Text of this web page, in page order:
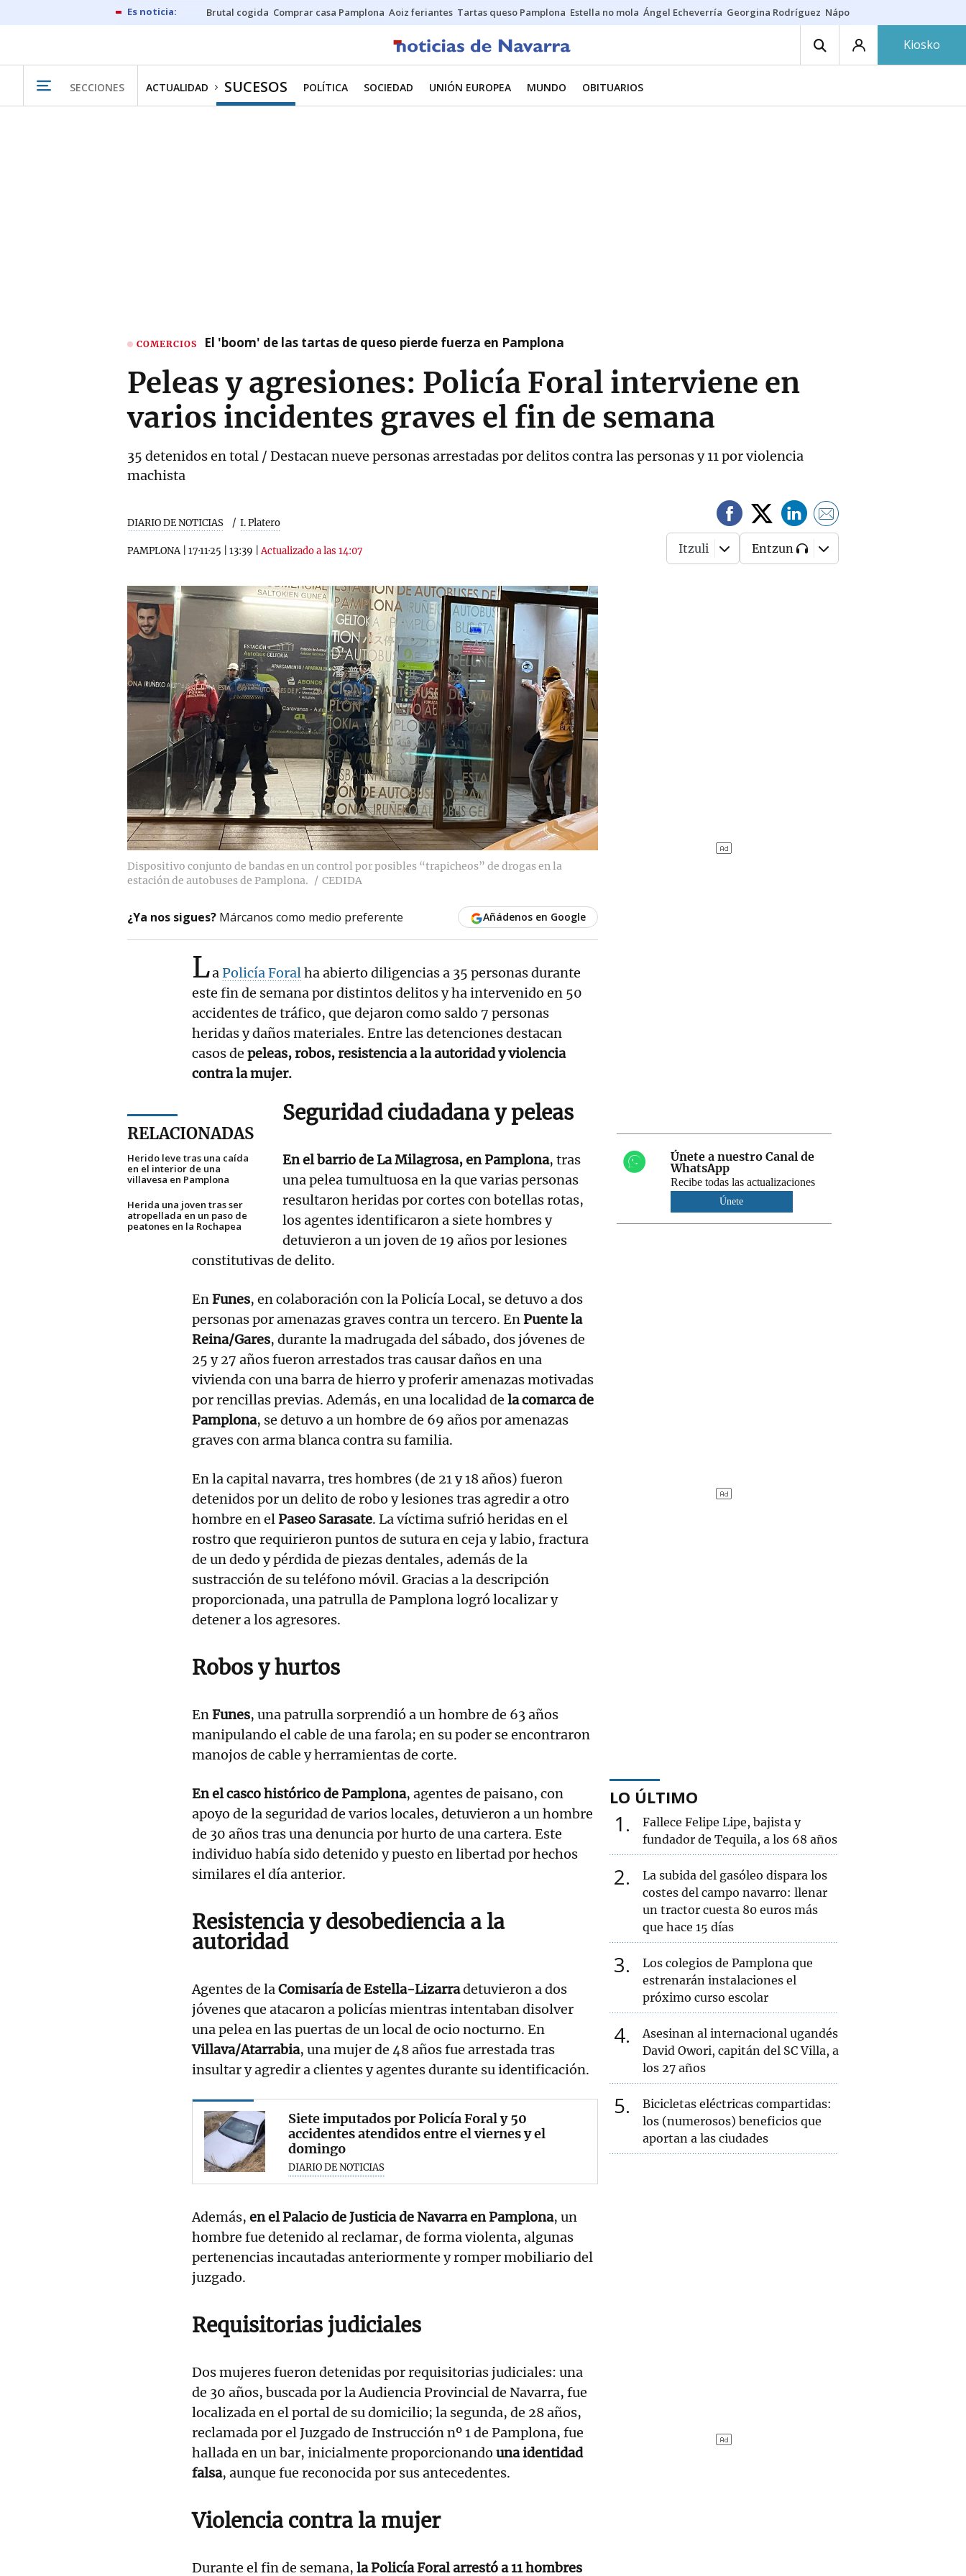
Brutal cogida Comprar casa Pamplona Aoiz feriantes Tartas queso Pamplona Estella no mola Ángel Echeverría Georgina Rodríguez Nápoles - Osasuna
Kiosko
SECCIONES ACTUALIDAD SUCESOS POLÍTICA SOCIEDAD UNIÓN EUROPEA MUNDO OBITUARIOS
COMERCIOS El 'boom' de las tartas de queso pierde fuerza en Pamplona
Peleas y agresiones: Policía Foral interviene en
varios incidentes graves el fin de semana
35 detenidos en total / Destacan nueve personas arrestadas por delitos contra las personas y 11 por violencia
machista
DIARIO DE NOTICIAS I. Platero
PAMPLONA| 17·11·25 13:39 |Actualizado a las 14:07 Itzuli Entzun
Dispositivo conjunto de bandas en un control por posibles “trapicheos” de drogas en la
estación de autobuses de Pamplona.
CEDIDA
¿Ya nos sigues? Márcanos como medio preferente Añádenos en Google
LaPolicía Foralha abierto diligencias a 35 personas durante
este fin de semana por distintos delitos y ha intervenido en 50
accidentes de tráfico, que dejaron como saldo 7 personas
heridas y daños materiales. Entre las detenciones destacan
casos de peleas, robos, resistencia a la autoridad y violencia
contra la mujer.
RELACIONADAS
Herido leve tras una caída
en el interior de una
villavesa en Pamplona
Herida una joven tras ser
atropellada en un paso de
peatones en la Rochapea
Seguridad ciudadana y peleas
En el barrio de La Milagrosa, en Pamplona, tras
una pelea tumultuosa en la que varias personas
resultaron heridas por cortes con botellas rotas,
los agentes identificaron a siete hombres y
detuvieron a un joven de 19 años por lesiones
constitutivas de delito.
EnFunes, en colaboración con la Policía Local, se detuvo a dos
personas por amenazas graves contra un tercero. EnPuente la
Reina/Gares, durante la madrugada del sábado, dos jóvenes de
25 y 27 años fueron arrestados tras causar daños en una
vivienda con una barra de hierro y proferir amenazas motivadas
por rencillas previas. Además, en una localidad de la comarca de
Pamplona, se detuvo a un hombre de 69 años por amenazas
graves con arma blanca contra su familia.
En la capital navarra, tres hombres (de 21 y 18 años) fueron
detenidos por un delito de robo y lesiones tras agredir a otro
hombre en elPaseo Sarasate. La víctima sufrió heridas en el
rostro que requirieron puntos de sutura en ceja y labio, fractura
de un dedo y pérdida de piezas dentales, además de la
sustracción de su teléfono móvil. Gracias a la descripción
proporcionada, una patrulla de Pamplona logró localizar y
detener a los agresores.
Robos y hurtos
EnFunes, una patrulla sorprendió a un hombre de 63 años
manipulando el cable de una farola; en su poder se encontraron
manojos de cable y herramientas de corte.
En el casco histórico de Pamplona, agentes de paisano, con
apoyo de la seguridad de varios locales, detuvieron a un hombre
de 30 años tras una denuncia por hurto de una cartera. Este
individuo había sido detenido y puesto en libertad por hechos
similares el día anterior.
Resistencia y desobediencia a la
autoridad
Agentes de laComisaría de Estella-Lizarradetuvieron a dos
jóvenes que atacaron a policías mientras intentaban disolver
una pelea en las puertas de un local de ocio nocturno. En
Villava/Atarrabia, una mujer de 48 años fue arrestada tras
insultar y agredir a clientes y agentes durante su identificación.
Siete imputados por Policía Foral y 50
accidentes atendidos entre el viernes y el
domingo
DIARIO DE NOTICIAS
Además, en el Palacio de Justicia de Navarra en Pamplona, un
hombre fue detenido al reclamar, de forma violenta, algunas
pertenencias incautadas anteriormente y romper mobiliario del
juzgado.
Requisitorias judiciales
Dos mujeres fueron detenidas por requisitorias judiciales: una
de 30 años, buscada por la Audiencia Provincial de Navarra, fue
localizada en el portal de su domicilio; la segunda, de 28 años,
reclamada por el Juzgado de Instrucción nº 1 de Pamplona, fue
hallada en un bar, inicialmente proporcionando una identidad
falsa, aunque fue reconocida por sus antecedentes.
Violencia contra la mujer
Durante el fin de semana, la Policía Foral arrestó a 11 hombres
Únete a nuestro Canal de
WhatsApp
Recibe todas las actualizaciones
Únete
LO ÚLTIMO
1
Fallece Felipe Lipe, bajista y
fundador de Tequila, a los 68 años
2
La subida del gasóleo dispara los
costes del campo navarro: llenar
un tractor cuesta 80 euros más
que hace 15 días
3
Los colegios de Pamplona que
estrenarán instalaciones el
próximo curso escolar
4
Asesinan al internacional ugandés
David Owori, capitán del SC Villa, a
los 27 años
5
Bicicletas eléctricas compartidas:
los (numerosos) beneficios que
aportan a las ciudades